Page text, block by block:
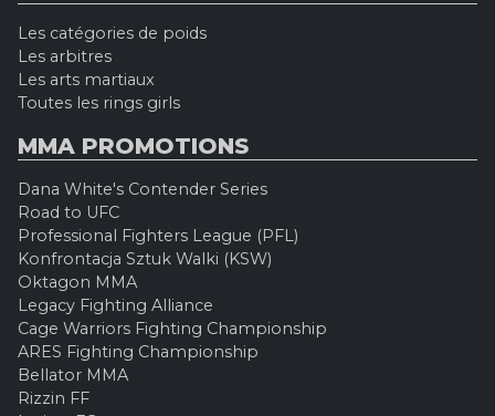
Les catégories de poids
Les arbitres
Les arts martiaux
Toutes les rings girls
MMA PROMOTIONS
Dana White's Contender Series
Road to UFC
Professional Fighters League (PFL)
Konfrontacja Sztuk Walki (KSW)
Oktagon MMA
Legacy Fighting Alliance
Cage Warriors Fighting Championship
ARES Fighting Championship
Bellator MMA
Rizzin FF